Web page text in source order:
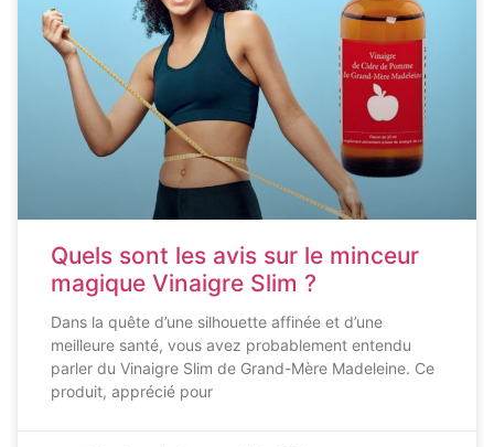
Quels sont les avis sur le minceur
magique Vinaigre Slim ?
Dans la quête d’une silhouette affinée et d’une
meilleure santé, vous avez probablement entendu
parler du Vinaigre Slim de Grand-Mère Madeleine. Ce
produit, apprécié pour